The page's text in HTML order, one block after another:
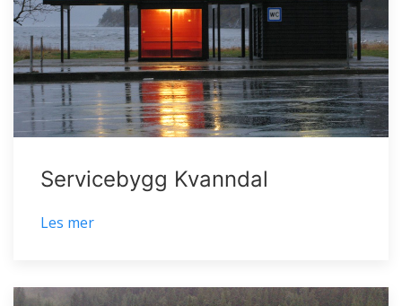
Servicebygg Kvanndal
Les mer